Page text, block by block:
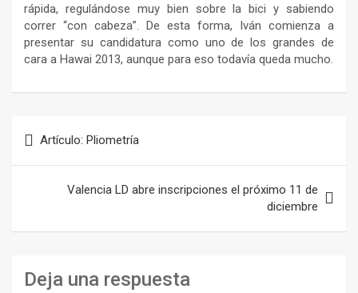
rápida, regulándose muy bien sobre la bici y sabiendo
correr “con cabeza”. De esta forma, Iván comienza a
presentar su candidatura como uno de los grandes de
cara a Hawai 2013, aunque para eso todavía queda mucho.
de
entradas
Artículo: Pliometría
Valencia LD abre inscripciones el próximo 11 de
diciembre
Deja una respuesta